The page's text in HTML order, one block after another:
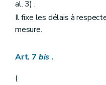
al. 3) .
Il fixe les délais à
mesure.
Art. 7 bis .
(